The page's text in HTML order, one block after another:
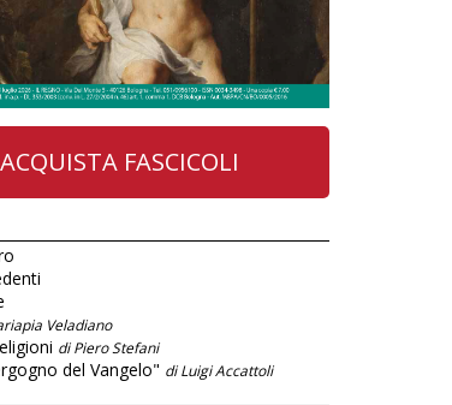
ACQUISTA FASCICOLI
Veladiano
di Piero Stefani
del Vangelo" di Luigi Accattoli